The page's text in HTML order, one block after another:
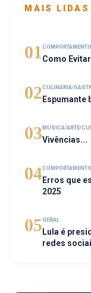
MAIS LIDAS
01 COMPORTAMENTO
Como
02CULINÁRIA/
Espumante
03 MÚSICA/ARTE/
Vivências...
04COMPORTAMENTO
Erros que
2025
05GERAL
Lula é
redes